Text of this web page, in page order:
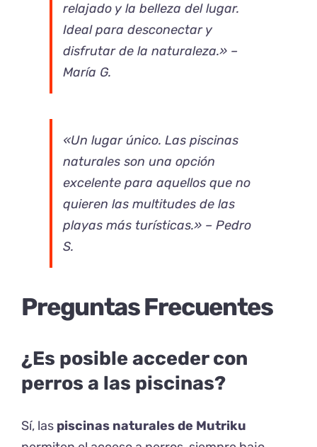
relajado y la belleza del lugar.
Ideal para desconectar y
disfrutar de la naturaleza.» –
María G.
«Un lugar único. Las piscinas
naturales son una opción
excelente para aquellos que no
quieren las multitudes de las
playas más turísticas.» – Pedro
S.
Preguntas Frecuentes
¿Es posible acceder con
perros a las piscinas?
Sí, las piscinas naturales de Mutriku